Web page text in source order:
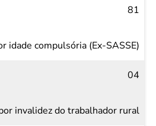
81
idade compulsória (Ex-SASSE)
04
invalidez do trabalhador rural